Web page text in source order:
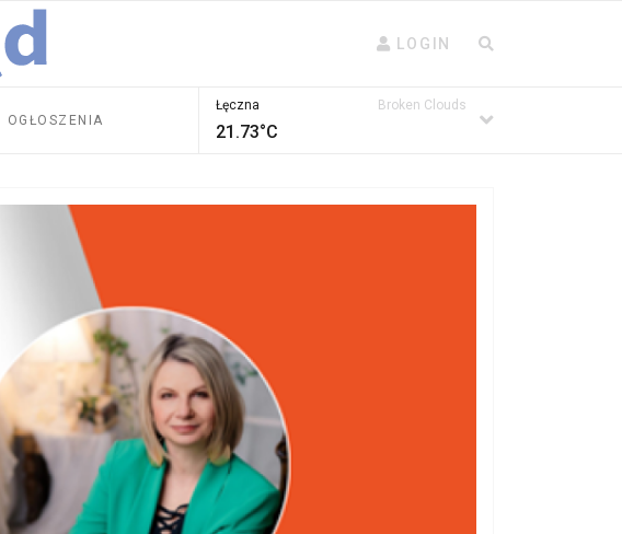
LOGIN
OGŁOSZENIA
Łęczna
21.73°C
Broken Clouds